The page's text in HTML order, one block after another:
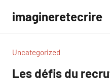
contenu
imagineretecrire
Uncategorized
Les défis du